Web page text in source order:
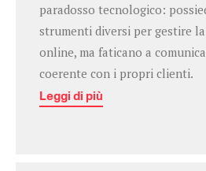
paradosso tecnologico:
strumenti diversi per gestire
online, ma faticano a
coerente con i propri clienti.
Leggi di più